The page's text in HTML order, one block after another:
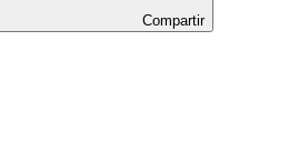
Compartir